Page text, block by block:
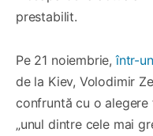
prestabilit.
Pe 21 noiembrie, într-
de la Kiev, Volodimir
confruntă cu o
„unul dintre cele mai